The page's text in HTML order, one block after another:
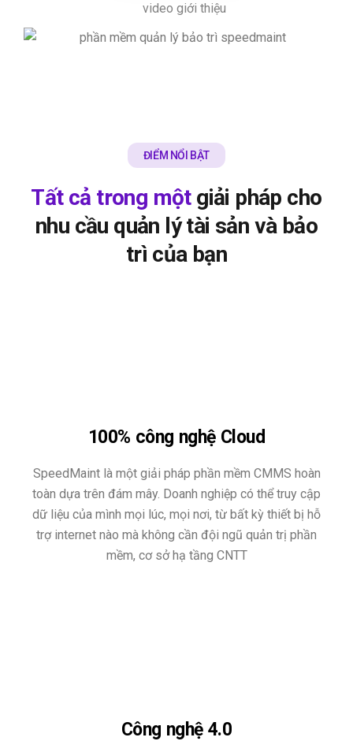
video giới thiệu
ĐIỂM NỔI BẬT
Tất cả trong mộtgiải pháp cho
nhu cầu quản lý tài sản và bảo
trì của bạn
100% công nghệ Cloud
SpeedMaint là một giải pháp phần mềm CMMS hoàn
toàn dựa trên đám mây. Doanh nghiệp có thể truy cập
dữ liệu của mình mọi lúc, mọi nơi, từ bất kỳ thiết bị hỗ
trợ internet nào mà không cần đội ngũ quản trị phần
mềm, cơ sở hạ tầng CNTT
Công nghệ 4.0